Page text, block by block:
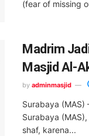
(fear of missing
Madrim
Masjid Al-
by adminmasjid
Surabaya (MAS)
Surabaya
shaf, karena...